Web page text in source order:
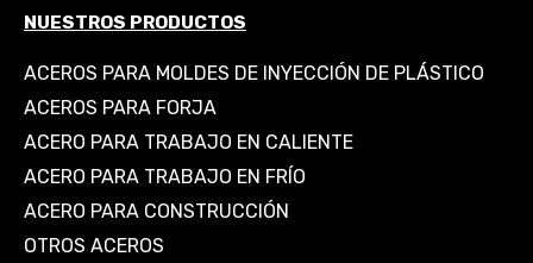
NUESTROS PRODUCTOS
ACEROS PARA MOLDES DE INYECCIÓN DE PLÁSTICO
ACEROS PARA FORJA
ACERO PARA TRABAJO EN CALIENTE
ACERO PARA TRABAJO EN FRÍO
ACERO PARA CONSTRUCCIÓN
OTROS ACEROS